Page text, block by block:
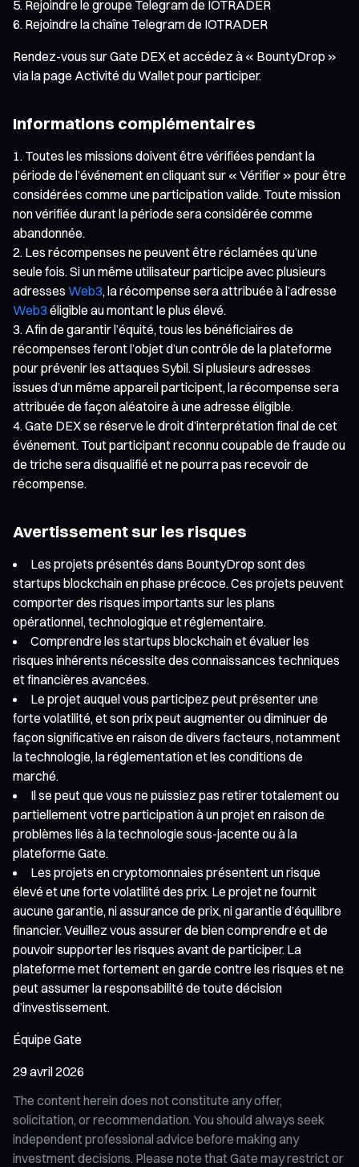
Rejoindre le groupe Telegram de IOTRADER
Rejoindre la chaîne Telegram de IOTRADER
Rendez-vous sur Gate DEX et accédez à « BountyDrop »
via la page Activité du Wallet pour participer.
Informations complémentaires
Toutes les missions doivent être vérifiées pendant la
période de l’événement en cliquant sur « Vérifier » pour être
considérées comme une participation valide. Toute mission
non vérifiée durant la période sera considérée comme
abandonnée.
Les récompenses ne peuvent être réclamées qu’une
seule fois. Si un même utilisateur participe avec plusieurs
adresses Web3, la récompense sera attribuée à l’adresse
Web3 éligible au montant le plus élevé.
Afin de garantir l’équité, tous les bénéficiaires de
récompenses feront l’objet d’un contrôle de la plateforme
pour prévenir les attaques Sybil. Si plusieurs adresses
issues d’un même appareil participent, la récompense sera
attribuée de façon aléatoire à une adresse éligible.
Gate DEX se réserve le droit d’interprétation final de cet
événement. Tout participant reconnu coupable de fraude ou
de triche sera disqualifié et ne pourra pas recevoir de
récompense.
Avertissement sur les risques
Les projets présentés dans BountyDrop sont des
startups blockchain en phase précoce. Ces projets peuvent
comporter des risques importants sur les plans
opérationnel, technologique et réglementaire.
Comprendre les startups blockchain et évaluer les
risques inhérents nécessite des connaissances techniques
et financières avancées.
Le projet auquel vous participez peut présenter une
forte volatilité, et son prix peut augmenter ou diminuer de
façon significative en raison de divers facteurs, notamment
la technologie, la réglementation et les conditions de
marché.
Il se peut que vous ne puissiez pas retirer totalement ou
partiellement votre participation à un projet en raison de
problèmes liés à la technologie sous-jacente ou à la
plateforme Gate.
Les projets en cryptomonnaies présentent un risque
élevé et une forte volatilité des prix. Le projet ne fournit
aucune garantie, ni assurance de prix, ni garantie d’équilibre
financier. Veuillez vous assurer de bien comprendre et de
pouvoir supporter les risques avant de participer. La
plateforme met fortement en garde contre les risques et ne
peut assumer la responsabilité de toute décision
d’investissement.
Équipe Gate
29 avril 2026
The content herein does not constitute any offer,
solicitation, or recommendation. You should always seek
independent professional advice before making any
investment decisions. Please note that Gate may restrict or